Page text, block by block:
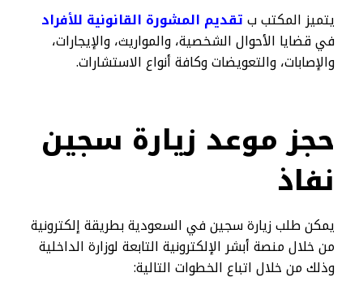
يتميز المكتب بتقديم المشورة القانونية للأفراد
في قضايا الأحوال الشخصية، والمواريث، والإيجارات،
والإصابات، والتعويضات وكافة أنواع الاستشارات.
حجز موعد زيارة سجين
نفاذ
يمكن طلب زيارة سجين في السعودية بطريقة إلكترونية
من خلال منصة أبشر الإلكترونية التابعة لوزارة الداخلية
وذلك من خلال اتباع الخطوات التالية: